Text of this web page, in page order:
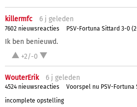
killermfc 6 j geleden
7602 nieuwsreacties PSV-Fortuna Sittard 3-0
Ik ben benieuwd.
+2/-0
WouterErik 6 j geleden
4524 nieuwsreacties
Voorspel nu PSV-Fortuna
incomplete opstelling